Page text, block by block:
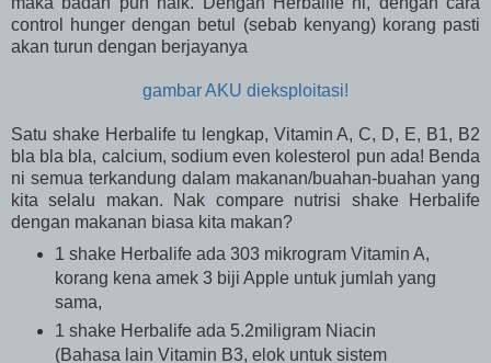
control hunger dengan betul (sebab kenyang) korang pasti
akan turun dengan berjayanya
gambar AKU dieksploitasi!
Satu shake Herbalife tu lengkap, Vitamin A, C, D, E, B1, B2
bla bla bla, calcium, sodium even kolesterol pun ada! Benda
ni semua terkandung dalam makanan/buahan-buahan yang
kita selalu makan. Nak compare nutrisi shake Herbalife
dengan makanan biasa kita makan?
1 shake Herbalife ada 303 mikrogram Vitamin A,
korang kena amek 3 biji Apple untuk jumlah yang
sama,
1 shake Herbalife ada 5.2miligram Niacin
(Bahasa lain Vitamin B3, elok untuk sistem